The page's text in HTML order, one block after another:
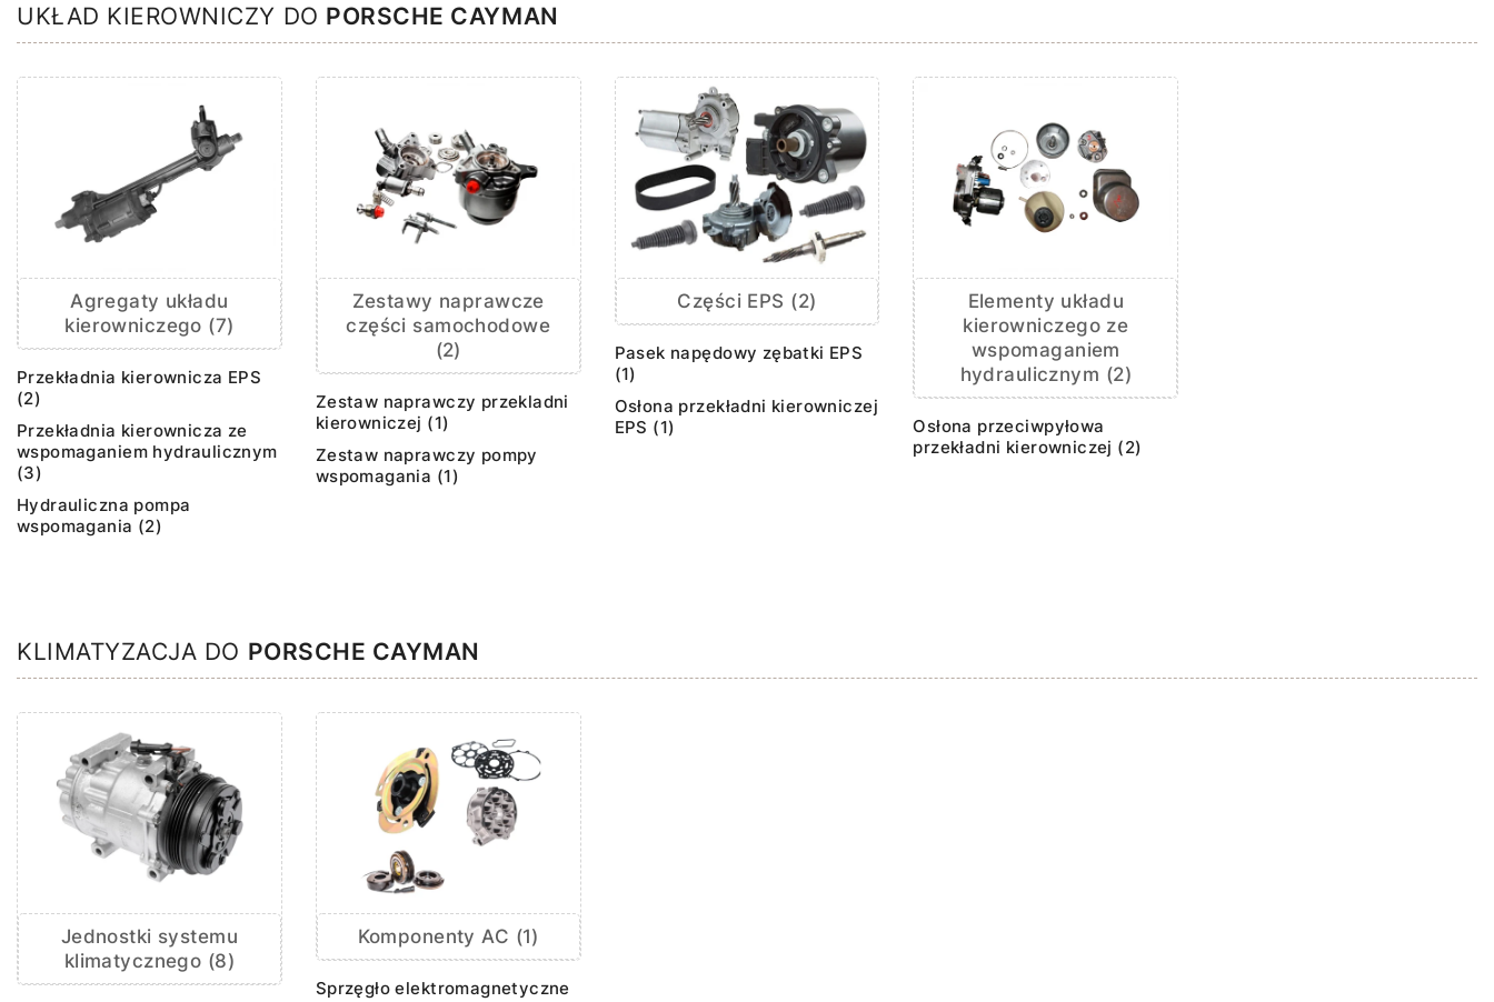
UKŁAD KIEROWNICZY DO PORSCHE CAYMAN
Agregaty układu
kierowniczego (7)
Przekładnia kierownicza EPS
(2)
Przekładnia kierownicza ze
wspomaganiem hydraulicznym
(3)
Hydrauliczna pompa
wspomagania (2)
Zestawy naprawcze
części samochodowe
(2)
Zestaw naprawczy przekladni
kierowniczej (1)
Zestaw naprawczy pompy
wspomagania (1)
Części EPS (2)
Pasek napędowy zębatki EPS
(1)
Osłona przekładni kierowniczej
EPS (1)
Elementy układu
kierowniczego ze
wspomaganiem
hydraulicznym (2)
Osłona przeciwpyłowa
przekładni kierowniczej (2)
KLIMATYZACJA DO PORSCHE CAYMAN
Jednostki systemu
klimatycznego (8)
Komponenty AC (1)
Sprzęgło elektromagnetyczne